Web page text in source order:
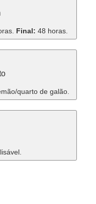
Final: 48 horas.
quarto de galão.